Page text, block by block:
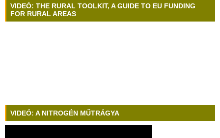
VIDEÓ: THE RURAL TOOLKIT, A GUIDE TO EU FUNDING
FOR RURAL AREAS
VIDEÓ: A NITROGÉN MŰTRÁGYA